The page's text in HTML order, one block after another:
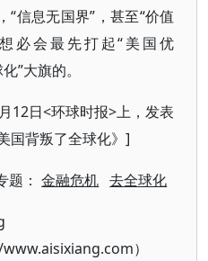
“信息无国界”，甚至“价值
必会最先打起“美国优
”大旗的。
12日<环球时报>上，发表
国背叛了全球化》]
题：金融危机 去全球化
）